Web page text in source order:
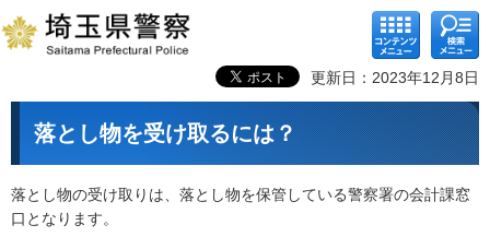
コンテ
ンツメ
ニュー
検索メ
ニュー
更新日：2023年12月8日
落とし物を受け取るには？
落とし物の受け取りは、落とし物を保管している警察署の会計課窓
口となります。